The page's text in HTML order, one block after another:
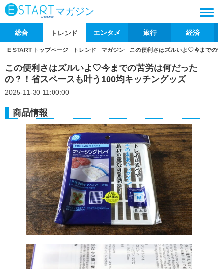
マガジン
総合 トレンド エンタメ 旅行 経済
E START トップページ トレンド マガジン この便利さはズルいよ♡今まで
この便利さはズルいよ♡今までの苦労は何だった
の？！省スペースも叶う100均キッチングッズ
2025-11-30 11:00:00
商品情報